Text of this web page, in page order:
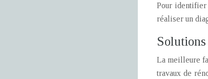
Pour identifier
réaliser un
La meilleure
travaux de